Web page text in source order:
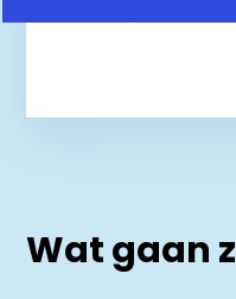
Wat gaan